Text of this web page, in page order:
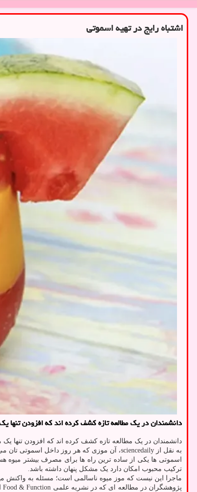
اشتباه رایج در تهیه اسموتی
دانشمندان در یک مطالعه تازه کشف کرده اند که افزودن تنها یک موز به اسموتی، جذب فلاوانول
دانشمندان در یک مطالعه تازه کشف کرده اند که افزودن تنها یک موز به اسموتی،
به نقل از sciencedaily، آن موزی که هر روز داخل اسموتی تان می اندازید، شاید بی سر و صدا قسمتی از فواید میوه های بری را از بین ببرد.
اسموتی ها یکی از ساده ترین راه ها برای مصرف بیشتر میوه
ترکیب محبوب امکان دارد یک مشکل پنهان داشته باشد.
ماجرا این نیست که موز میوه ناسالمی است؛ مسئله به